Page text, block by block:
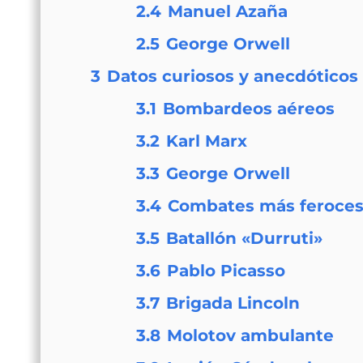
2.4 Manuel Azaña
2.5 George Orwell
3 Datos curiosos y anecdóticos
3.1 Bombardeos aéreos
3.2 Karl Marx
3.3 George Orwell
3.4 Combates más
3.5 Batallón «Durruti»
3.6 Pablo Picasso
3.7 Brigada Lincoln
3.8 Molotov ambulante